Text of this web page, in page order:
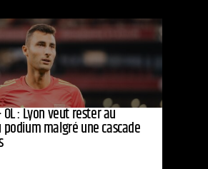
: Lyon veut rester au
malgré une cascade